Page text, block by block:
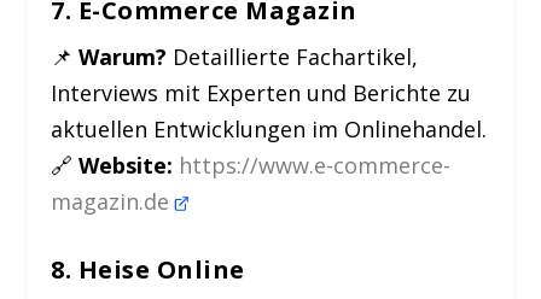
7. E-Commerce Magazin
📌Warum? Detaillierte Fachartikel,
Interviews mit Experten und Berichte zu
aktuellen Entwicklungen im Onlinehandel.
🔗Website: https://www.e-commerce-
magazin.de
8. Heise Online